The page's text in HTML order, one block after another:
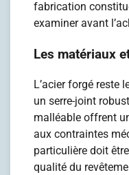
fabrication
examiner avant
Les matériaux
L’acier forgé reste
un serre-joint
malléable offrent
aux contraintes
particulière doit
qualité du